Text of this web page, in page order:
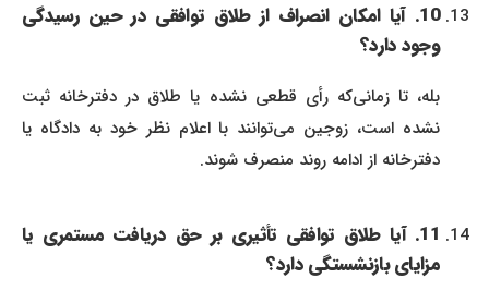
10. آیا امکان انصراف از طلاق توافقی در حین رسیدگی
وجود دارد؟
بله، تا زمانی‌که رأی قطعی نشده یا طلاق در دفترخانه ثبت
نشده است، زوجین می‌توانند با اعلام نظر خود به دادگاه یا
دفترخانه از ادامه روند منصرف شوند.
11. آیا طلاق توافقی تأثیری بر حق دریافت مستمری یا
مزایای بازنشستگی دارد؟